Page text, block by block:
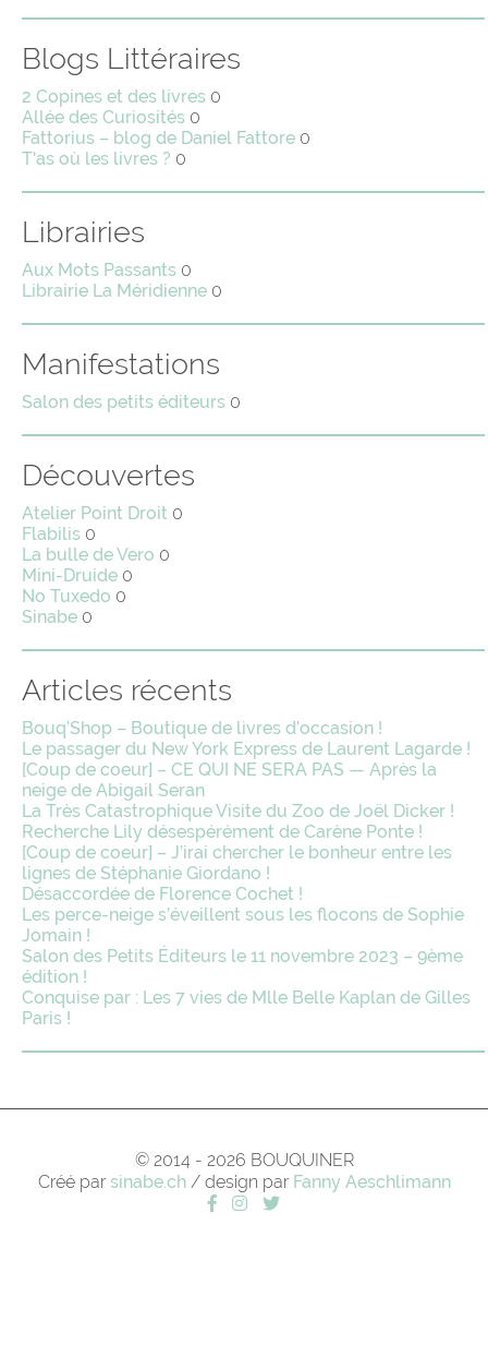
Blogs Littéraires
2 Copines et des livres 0
Allée des Curiosités 0
Fattorius – blog de Daniel Fattore 0
T'as où les livres ? 0
Librairies
Aux Mots Passants 0
Librairie La Méridienne 0
Manifestations
Salon des petits éditeurs 0
Découvertes
Atelier Point Droit 0
Flabilis 0
La bulle de Vero 0
Mini-Druide 0
No Tuxedo 0
Sinabe 0
Articles récents
Bouq’Shop – Boutique de livres d’occasion !
Le passager du New York Express de Laurent Lagarde !
[Coup de coeur] – CE QUI NE SERA PAS — Après la
neige de Abigail Seran
La Très Catastrophique Visite du Zoo de Joël Dicker !
Recherche Lily désespérément de Carène Ponte !
[Coup de coeur] – J’irai chercher le bonheur entre les
lignes de Stéphanie Giordano !
Désaccordée de Florence Cochet !
Les perce-neige s’éveillent sous les flocons de Sophie
Jomain !
Salon des Petits Éditeurs le 11 novembre 2023 – 9ème
édition !
Conquise par : Les 7 vies de Mlle Belle Kaplan de Gilles
Paris !
© 2014 - 2026 BOUQUINER
Créé parsinabe.ch/ design par Fanny Aeschlimann